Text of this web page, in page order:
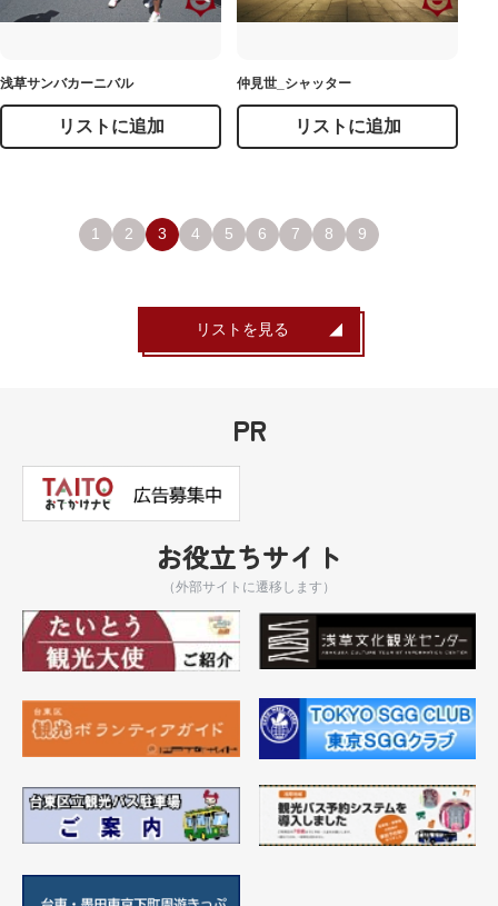
浅草サンバカーニバル
リストに追加
仲見世_シャッター
リストに追加
1 2 3 4 5 6 7 8 9
リストを見る
PR
お役立ちサイト
（外部サイトに遷移します）